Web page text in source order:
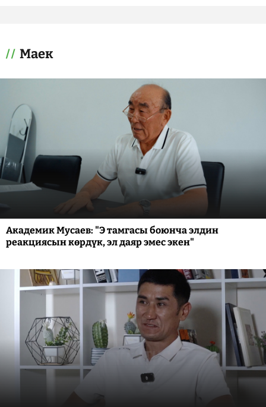
Маек
Академик Мусаев: "Э тамгасы боюнча элдин
реакциясын көрдүк, эл даяр эмес экен"